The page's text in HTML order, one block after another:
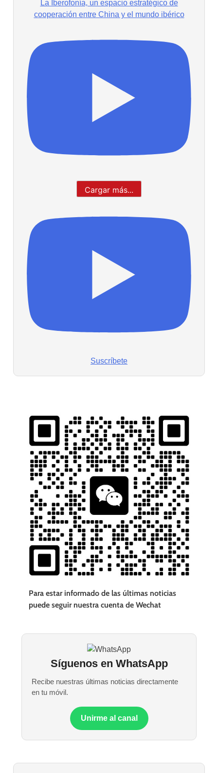
La Iberofonía, un espacio estratégico de
cooperación entre China y el mundo ibérico
Cargar más...
Suscríbete
Para estar informado de las últimas noticias
puede seguir nuestra cuenta de Wechat
Síguenos en WhatsApp
Recibe nuestras últimas noticias directamente
en tu móvil.
Unirme al canal